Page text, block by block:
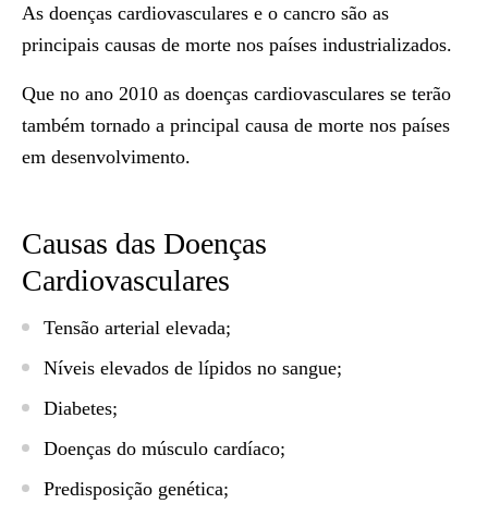
As doenças cardiovasculares e o cancro são as
principais causas de morte nos países industrializados.
Que no ano 2010 as doenças cardiovasculares se terão
também tornado a principal causa de morte nos países
em desenvolvimento.
Causas das Doenças
Cardiovasculares
Tensão arterial elevada;
Níveis elevados de lípidos no sangue;
Diabetes;
Doenças do músculo cardíaco;
Predisposição genética;